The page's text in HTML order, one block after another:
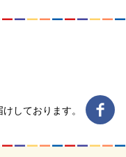
しております。